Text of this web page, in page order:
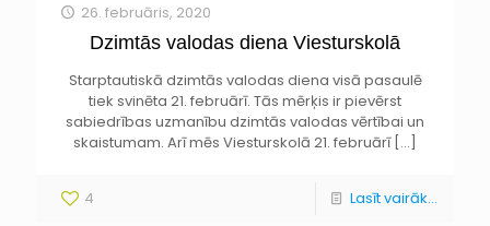
26. februāris, 2020
Dzimtās valodas diena Viesturskolā
Starptautiskā dzimtās valodas diena visā pasaulē
tiek svinēta 21. februārī. Tās mērķis ir pievērst
sabiedrības uzmanību dzimtās valodas vērtībai un
skaistumam. Arī mēs Viesturskolā 21. februārī[…]
4 Lasīt vairāk...